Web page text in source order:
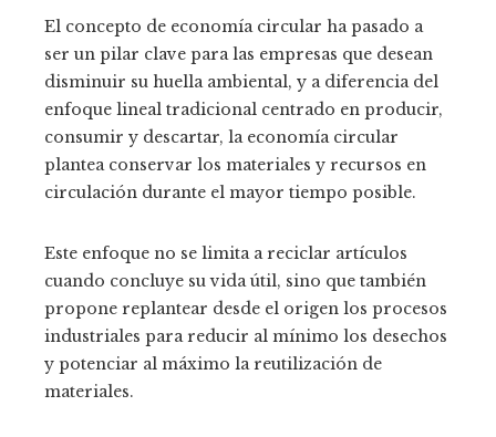
El concepto de economía circular ha pasado a
ser un pilar clave para las empresas que desean
disminuir su huella ambiental, y a diferencia del
enfoque lineal tradicional centrado en producir,
consumir y descartar, la economía circular
plantea conservar los materiales y recursos en
circulación durante el mayor tiempo posible.
Este enfoque no se limita a reciclar artículos
cuando concluye su vida útil, sino que también
propone replantear desde el origen los procesos
industriales para reducir al mínimo los desechos
y potenciar al máximo la reutilización de
materiales.